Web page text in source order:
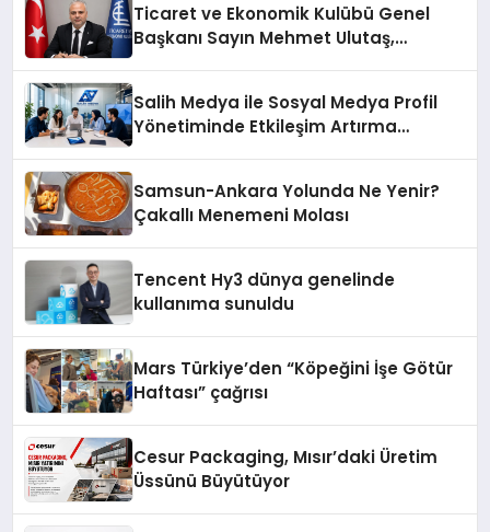
Ticaret ve Ekonomik Kulübü Genel
Başkanı Sayın Mehmet Ulutaş,
Salih Medya ile Sosyal Medya Profil
Yönetiminde Etkileşim Artırma
Samsun-Ankara Yolunda Ne Yenir?
Çakallı Menemeni Molası
Tencent Hy3 dünya genelinde
kullanıma sunuldu
Mars Türkiye’den “Köpeğini İşe Götür
Haftası” çağrısı
Cesur Packaging, Mısır’daki Üretim
Üssünü Büyütüyor